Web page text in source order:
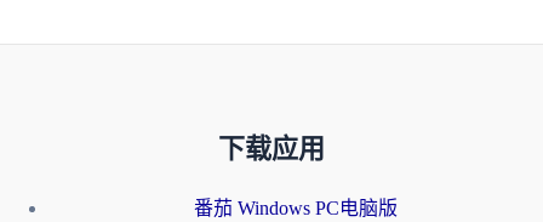
下载应用
番茄 Windows PC电脑版